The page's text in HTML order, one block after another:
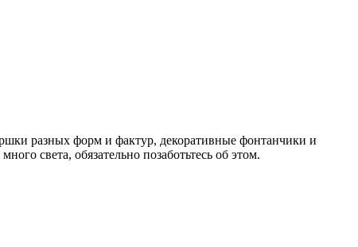
разных форм и фактур, декоративные фонтанчики и
света, обязательно позаботьтесь об этом.